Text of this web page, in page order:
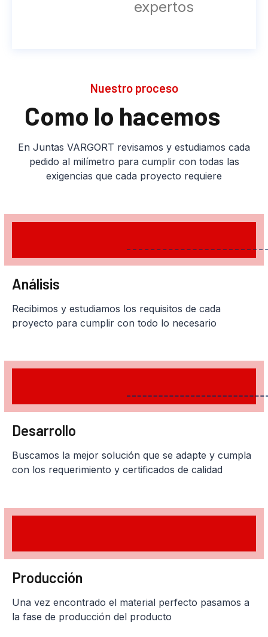
expertos
Nuestro proceso
Como lo hacemos
En Juntas VARGORT revisamos y estudiamos cada
pedido al milímetro para cumplir con todas las
exigencias que cada proyecto requiere
Análisis
Recibimos y estudiamos los requisitos de cada
proyecto para cumplir con todo lo necesario
Desarrollo
Buscamos la mejor solución que se adapte y cumpla
con los requerimiento y certificados de calidad
Producción
Una vez encontrado el material perfecto pasamos a
la fase de producción del producto